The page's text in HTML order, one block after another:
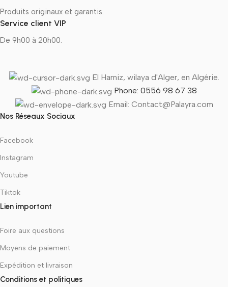
Produits originaux et garantis.
Service client VIP
De 9h00 à 20h00.
El Hamiz, wilaya d'Alger, en Algérie.
Phone: 0556 98 67 38
Email: Contact@Palayra.com
Nos Réseaux Sociaux
Facebook
Instagram
Youtube
Tiktok
Lien important
Foire aux questions
Moyens de paiement
Expédition et livraison
Conditions et politiques